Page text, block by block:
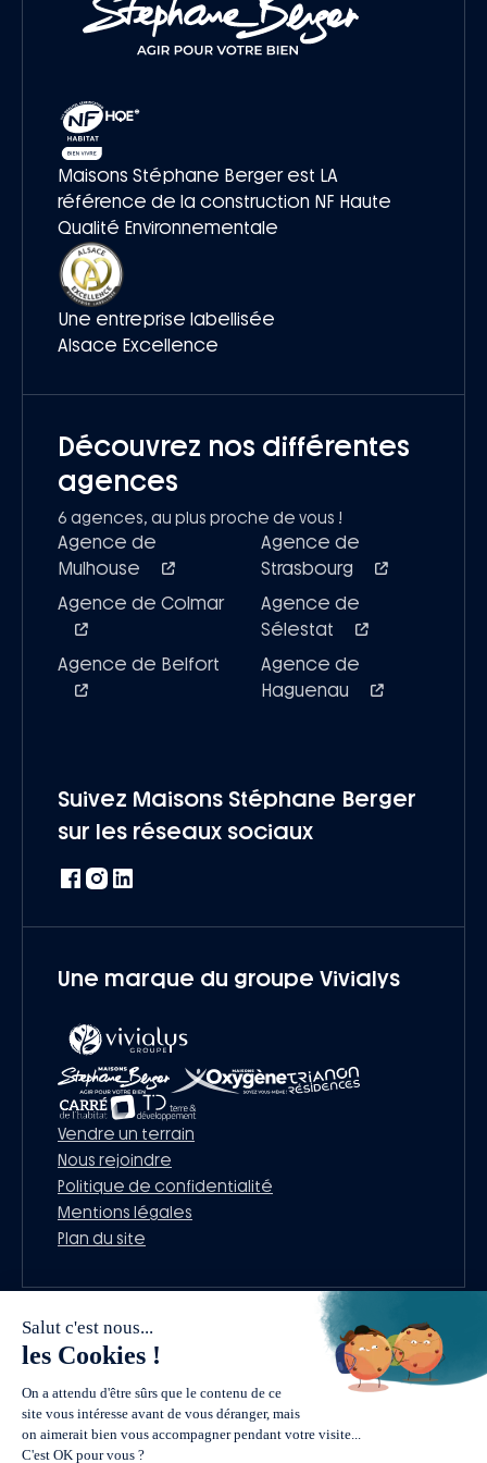
Maisons Stéphane Berger est LA
référence de la construction NF Haute
Qualité Environnementale
Une entreprise labellisée
Alsace Excellence
Découvrez nos différentes
agences
6 agences, au plus proche de vous !
Agence de
Mulhouse
Agence de
Strasbourg
Agence de Colmar
Agence de
Sélestat
Agence de Belfort
Agence de
Haguenau
Suivez Maisons Stéphane Berger
sur les réseaux sociaux
Une marque du groupe Vivialys
Vendre un terrain
Nous rejoindre
Politique de confidentialité
Mentions légales
Plan du site